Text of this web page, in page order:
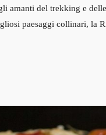
amanti del trekking e
paesaggi collinari, la